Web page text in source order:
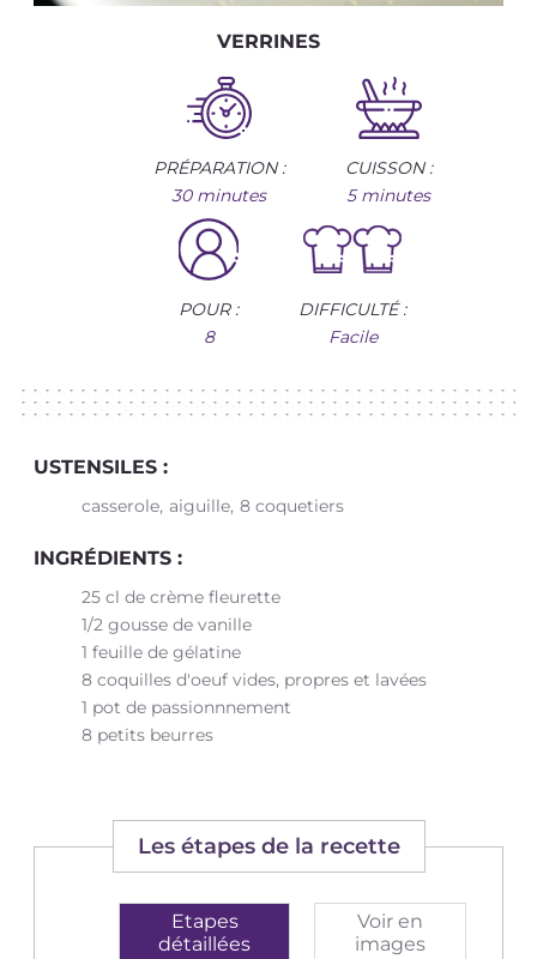
VERRINES
PRÉPARATION :
30 minutes
CUISSON :
5 minutes
POUR :
8
DIFFICULTÉ :
Facile
USTENSILES :
casserole aiguille 8 coquetiers
INGRÉDIENTS :
25 cl de crème fleurette
1/2 gousse de vanille
1 feuille de gélatine
8 coquilles d'oeuf vides, propres et lavées
1 pot de passionnnement
8 petits beurres
Les étapes de la recette
Etapes
détaillées
Voir en
images